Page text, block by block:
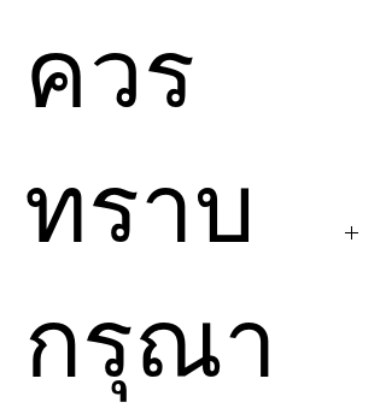
https://www.olegabriels
en.com/
Chiball เพื่อให้คนส่งต่อ
กันได้ ฉันเน้นรักษาตรง
เท่านั้น
แต่หากคุณซื้อจากDivine
การAttunement
พลังงานตรงจาก ฉันทีละ
ควร
ทราบ
กรุณา